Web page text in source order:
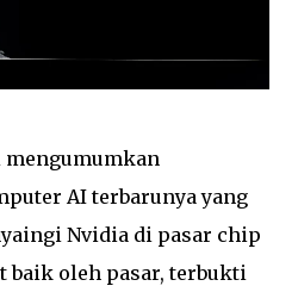
mengumumkan
AI terbarunya yang
Nvidia di pasar chip
baik oleh pasar, terbukti